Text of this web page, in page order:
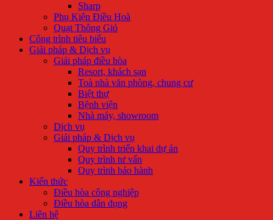
Sharp
Phụ Kiện Điều Hoà
Quạt Thông Gió
Công trình tiêu biểu
Giải pháp & Dịch vụ
Giải pháp điều hòa
Resort, khách sạn
Toà nhà văn phòng, chung cư
Biệt thự
Bệnh viện
Nhà máy, showroom
Dịch vụ
Giải pháp & Dịch vụ
Quy trình triển khai dự án
Quy trình tư vấn
Quy trình bảo hành
Kiến thức
Điều hòa công nghiệp
Điều hòa dân dụng
Liên hệ